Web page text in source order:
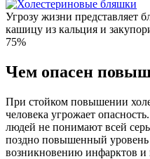
Угрозу жизни представляет
кашицу из кальция и
75%
Чем опасен
При стойком повышении
человека угрожает
людей не понимают всей
поздно повышенный уровень
возникновению инфарктов и